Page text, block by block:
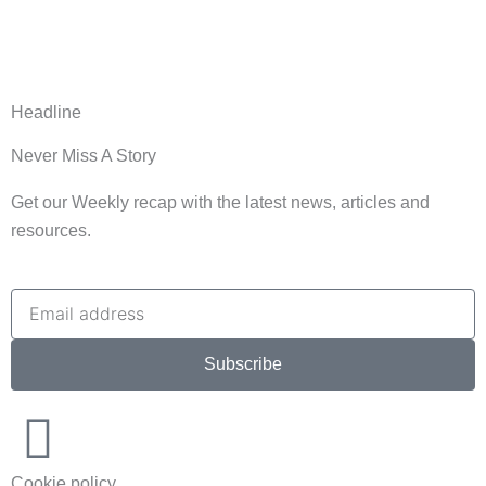
Headline
Never Miss A Story
Get our Weekly recap with the latest news, articles and
resources.
Subscribe